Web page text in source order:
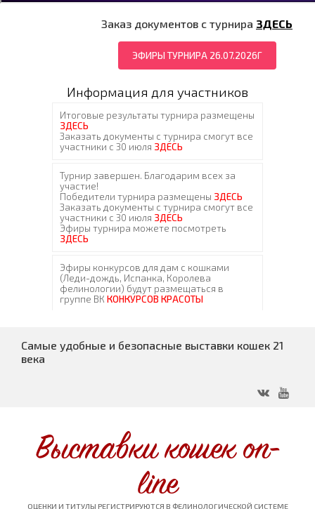
Заказ документов с турнира ЗДЕСЬ
ЭФИРЫ ТУРНИРА 26.07.2026Г
Информация для участников
Самые удобные и безопасные выставки кошек 21
века
Выставки кошек on-
line
ОЦЕНКИ И ТИТУЛЫ РЕГИСТРИРУЮТСЯ В ФЕЛИНОЛОГИЧЕСКОЙ СИСТЕМЕ